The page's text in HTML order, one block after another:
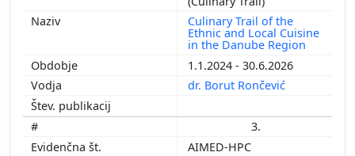
Culinary Trail of the
Ethnic and Local Cuisine
in the Danube Region
1.1.2024 - 30.6.2026
dr. Borut Rončević
3.
AIMED-HPC